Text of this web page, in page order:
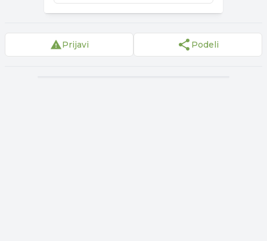
Prijavi Podeli